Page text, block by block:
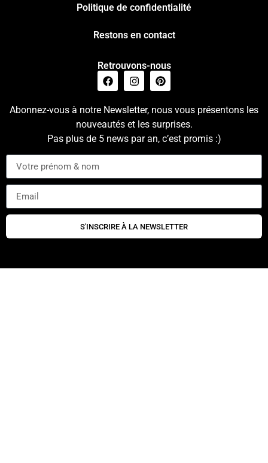
Politique de confidentialité
Restons en contact
Retrouvons-nous
Abonnez-vous à notre Newsletter, nous vous présentons les
nouveautés et les surprises.
Pas plus de 5 news par an, c’est promis :)
S'INSCRIRE À LA NEWSLETTER